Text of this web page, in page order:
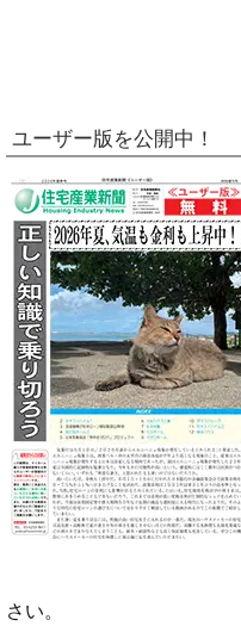
ユーザー版を公開中！
さい。